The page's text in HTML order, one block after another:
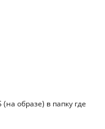
(на образе) в папку где